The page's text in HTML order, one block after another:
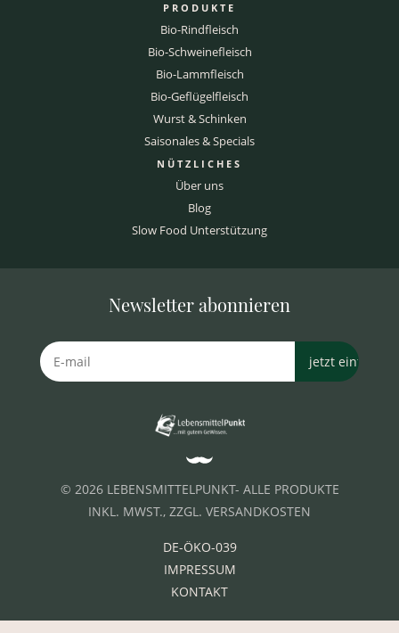
PRODUKTE
Bio-Rindfleisch
Bio-Schweinefleisch
Bio-Lammfleisch
Bio-Geflügelfleisch
Wurst & Schinken
Saisonales & Specials
NÜTZLICHES
Über uns
Blog
Slow Food Unterstützung
Newsletter abonnieren
© 2026 LEBENSMITTELPUNKT- ALLE PRODUKTE
INKL. MWST., ZZGL. VERSANDKOSTEN
DE-ÖKO-039
IMPRESSUM
KONTAKT